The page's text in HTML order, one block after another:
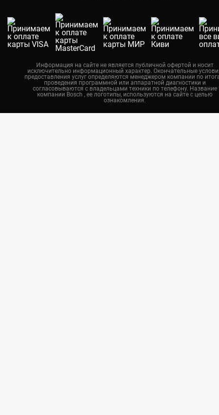
Новосибирск
Калининград
Челябинск
Казань
Воронеж
Информация на сайте не является публичной офертой и носит
исключительно информационный характер. Окончательные
предоставления услуг определяются менеджером компании по
проведения программной или аппаратной диагностики и
согласовываются с владельцами техники по телефону. Название
компании Bosch , ее логотипы, используются на сайте с целью
ознакомления.